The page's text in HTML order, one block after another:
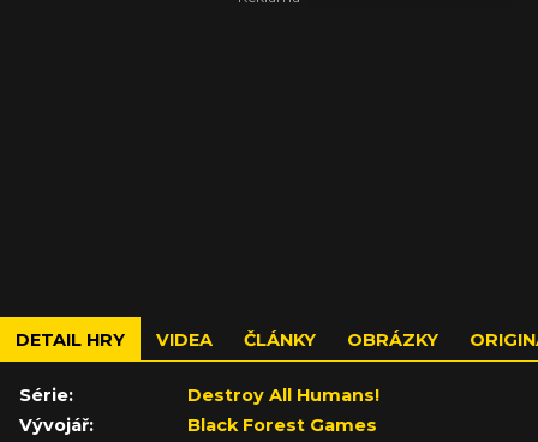
DETAIL HRY VIDEA ČLÁNKY OBRÁZKY
Série:
Destroy All Humans!
Vývojář:
Black Forest Games